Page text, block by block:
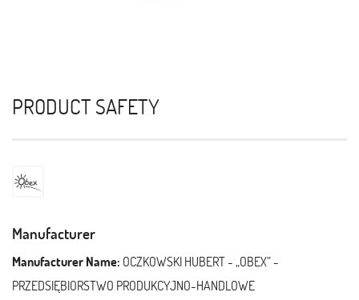
PRODUCT SAFETY
Manufacturer
Manufacturer Name: OCZKOWSKI HUBERT - „OBEX” -
PRZEDSIĘBIORSTWO PRODUKCYJNO-HANDLOWE